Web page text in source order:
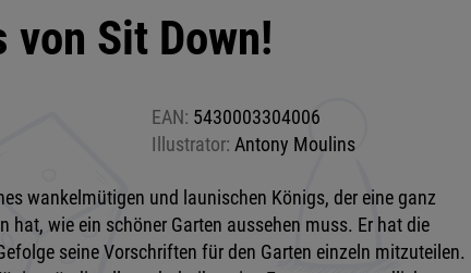
von Sit Down!
EAN: 5430003304006
Illustrator: Antony Moulins
wankelmütigen und launischen Königs, der eine ganz
hat, wie ein schöner Garten aussehen muss. Er hat die
seine Vorschriften für den Garten einzeln mitzuteilen.